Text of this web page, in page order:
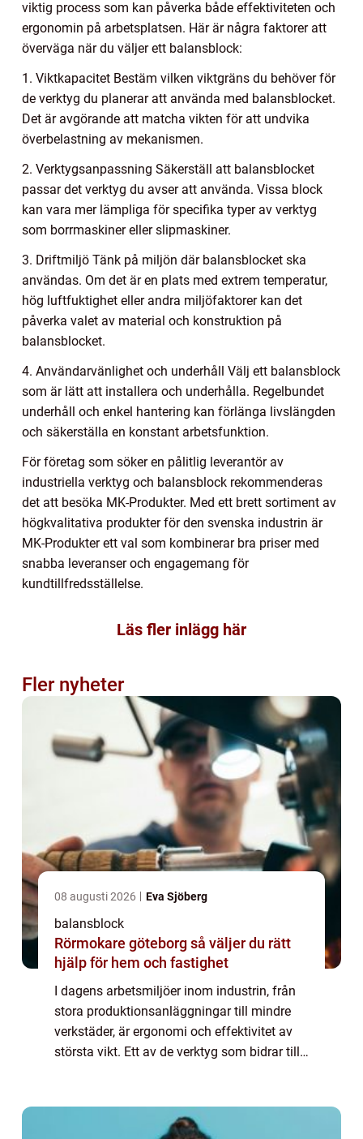
viktig process som kan påverka både effektiviteten och
ergonomin på arbetsplatsen. Här är några faktorer att
överväga när du väljer ett balansblock:
1. Viktkapacitet Bestäm vilken viktgräns du behöver för
de verktyg du planerar att använda med balansblocket.
Det är avgörande att matcha vikten för att undvika
överbelastning av mekanismen.
2. Verktygsanpassning Säkerställ att balansblocket
passar det verktyg du avser att använda. Vissa block
kan vara mer lämpliga för specifika typer av verktyg
som borrmaskiner eller slipmaskiner.
3. Driftmiljö Tänk på miljön där balansblocket ska
användas. Om det är en plats med extrem temperatur,
hög luftfuktighet eller andra miljöfaktorer kan det
påverka valet av material och konstruktion på
balansblocket.
4. Användarvänlighet och underhåll Välj ett balansblock
som är lätt att installera och underhålla. Regelbundet
underhåll och enkel hantering kan förlänga livslängden
och säkerställa en konstant arbetsfunktion.
För företag som söker en pålitlig leverantör av
industriella verktyg och balansblock rekommenderas
det att besöka MK-Produkter. Med ett brett sortiment av
högkvalitativa produkter för den svenska industrin är
MK-Produkter ett val som kombinerar bra priser med
snabba leveranser och engagemang för
kundtillfredsställelse.
Läs fler inlägg här
Fler nyheter
08 augusti 2026 Eva Sjöberg
balansblock
Rörmokare göteborg så väljer du rätt
hjälp för hem och fastighet
I dagens arbetsmiljöer inom industrin, från
stora produktionsanläggningar till mindre
verkstäder, är ergonomi och effektivitet av
största vikt. Ett av de verktyg som bidrar till